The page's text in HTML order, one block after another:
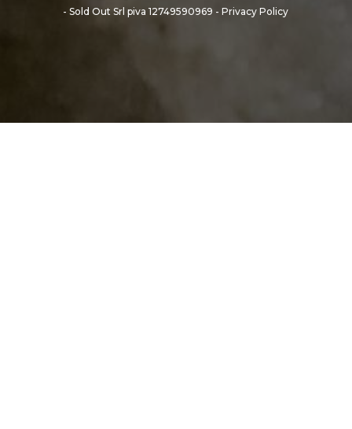
- Sold Out Srl piva 12749590969 -Privacy Policy